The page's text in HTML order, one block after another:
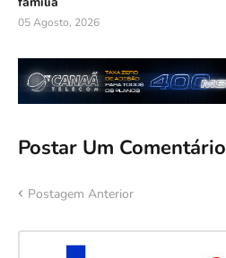
05 Agosto, 2026
Postar Um Comentário
Postagem Anterior